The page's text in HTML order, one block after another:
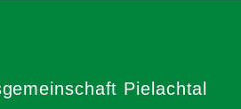
Pielachtal